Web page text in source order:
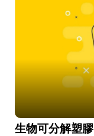
生物可分解塑膠